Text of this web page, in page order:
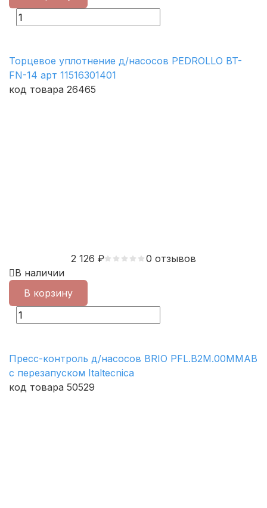
Торцевое уплотнение д/насосов PEDROLLO BT-
FN-14 арт 11516301401
код товара 26465
2 126 ₽
0 отзывов
В наличии
В корзину
Пресс-контроль д/насосов BRIO PFL.B2M.00ММАВ
с перезапуском Italtecnica
код товара 50529